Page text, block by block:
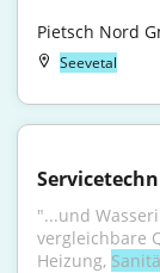
Pietsch Nord
Seevetal
"...und
vergleichbare
Heizung,